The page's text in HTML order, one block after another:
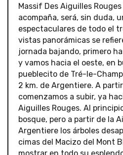
Massif Des Aiguilles
acompaña, será, sin duda,
espectaculares de todo el
vistas panorámicas se
jornada bajando, primero
y vamos hacia el oeste, en
pueblecito de Tré-le-
2 km. de Argentiere. A
comenzamos a subir, ya
Aiguilles Rouges. Al
bosque, pero a partir de la
Argentiere los árboles
cimas del Macizo del Mont